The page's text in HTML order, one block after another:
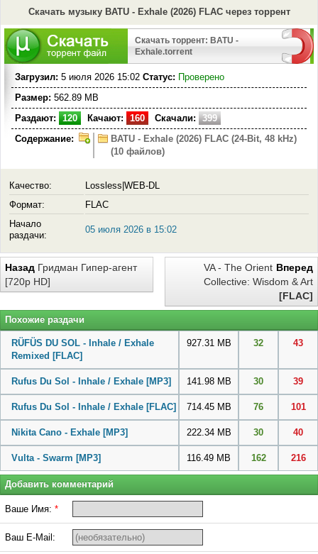
Скачать музыку BATU - Exhale (2026) FLAC через торрент
Скачать торрент: BATU -
Exhale.torrent
Загрузил: 5 июля 2026 15:02 Статус: Проверено
Размер: 562.89 MB
Раздают:
120 Качают: 160 Скачали:
399
Содержание:
BATU - Exhale (2026) FLAC (24-Bit, 48 kHz)
(10 файлов)
Качество:
Lossless|WEB-DL
Формат:
FLAC
Начало
раздачи:
05 июля 2026 в 15:02
Назад Гридман Гипер-агент
[720p HD]
Вперед
VA - The Orient
Collective: Wisdom & Art
[FLAC]
Похожие раздачи
RÜFÜS DU SOL - Inhale / Exhale
Remixed [FLAC]
927.31 MB 32 43
Rufus Du Sol - Inhale / Exhale [MP3] 141.98 MB 30 39
Rufus Du Sol - Inhale / Exhale [FLAC] 714.45 MB 76 101
Nikita Cano - Exhale [MP3] 222.34 MB 30 40
Vulta - Swarm [MP3] 116.49 MB 162 216
Добавить комментарий
Ваше Имя: *
Ваш E-Mail: